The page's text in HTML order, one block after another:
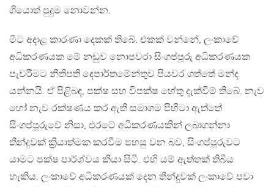
ගියොත් පුදුම නොවන්න.
මීට අදාළ කාරණා දෙකක් තිබේ. එකක් වන්නේ, ලංකාවේ
අධිකරණයක මේ නඩුව නොපවරා සිංගප්පූරු අධිකරණයක
පැවරීමට නීතිපති දෙපාර්තමේන්තුව පියවර ගත්තේ මන්ද
යන්නයි. ඒ පිළිබඳ, පක්ෂ සහ විපක්ෂ හේතු දැක්වීම් තිබේ. නැව
හෝ නැව රක්ෂණය කර ඇති සමාගම පිහිටා ඇත්තේ
සිංගප්පූරුවේ නිසා, එරටේ අධිකරණයකින් ලබාගන්නා
තීන්දුවක් ක්‍රියාත්මක කරවීම පහසු වන බව, සිංගප්පූරුවට
යාමට පක්ෂ පාර්ශ්වය කියා සිටී. එහි යම් ඇත්තක් තිබිය
හැකිය. ලංකාවේ අධිකරණයක් දෙන තීන්දුවක් ලංකාවේ පවා